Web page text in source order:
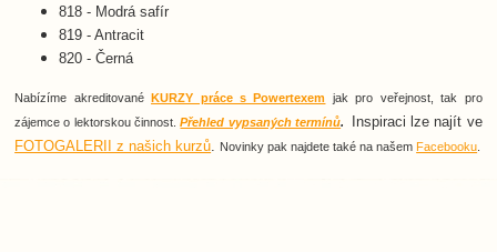
818 - Modrá safír
819 - Antracit
820 - Černá
Nabízíme akreditovanéKURZY práce s Powertexem jak pro veřejnost, tak pro
zájemce o lektorskou činnost.Přehled vypsaných termínů. Inspiraci lze najít ve
FOTOGALERII z našich kurzů Novinky pak najdete také na našemFacebooku